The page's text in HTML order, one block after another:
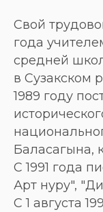
Свой
года
средней
в Сузакском
1989 году
Баласагына,
С 1991 года
Арт нуру",
С 1 августа